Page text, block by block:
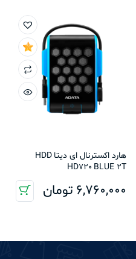
هارد اکسترنال ای دیتا HDD
HD720 BLUE 2T
6,760,000 تومان